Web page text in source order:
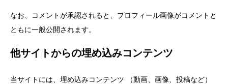
なお、コメントが承認されると、プロフィール画像がコメントと
ともに一般公開されます。
他サイトからの埋め込みコンテンツ
当サイトには、埋め込みコンテンツ （動画、画像、投稿など）